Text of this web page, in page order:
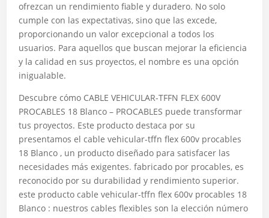
ofrezcan un rendimiento fiable y duradero. No solo
cumple con las expectativas, sino que las excede,
proporcionando un valor excepcional a todos los
usuarios. Para aquellos que buscan mejorar la eficiencia
y la calidad en sus proyectos, el nombre es una opción
inigualable.
Descubre cómo CABLE VEHICULAR-TFFN FLEX 600V
PROCABLES 18 Blanco – PROCABLES puede transformar
tus proyectos. Este producto destaca por su
presentamos el cable vehicular-tffn flex 600v procables
18 Blanco , un producto diseñado para satisfacer las
necesidades más exigentes. fabricado por procables, es
reconocido por su durabilidad y rendimiento superior.
este producto cable vehicular-tffn flex 600v procables 18
Blanco : nuestros cables flexibles son la elección número